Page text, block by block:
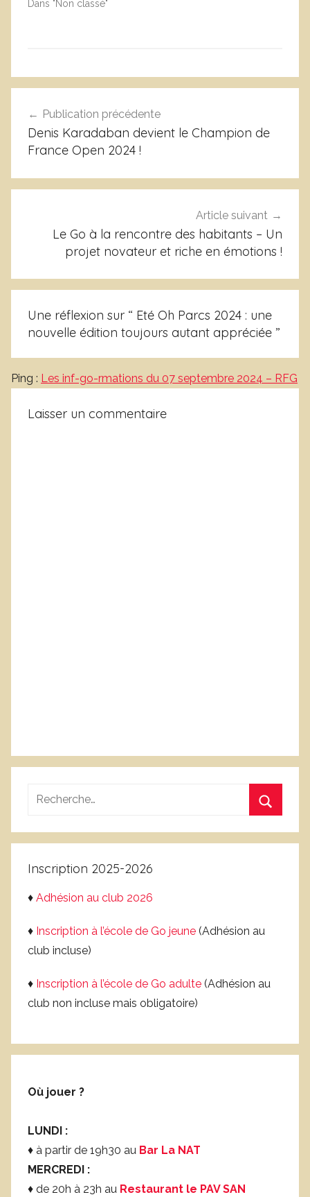
Dans "Non classé"
N
c
a
de
l’article
Publication précédente
Denis Karadaban devient le Champion de
France Open 2024 !
Article suivant
Le Go à la rencontre des habitants – Un
projet novateur et riche en émotions !
Une réflexion sur “ Eté Oh Parcs 2024 : une
nouvelle édition toujours autant appréciée ”
Ping : Les inf-go-rmations du 07 septembre 2024 – RFG
Laisser un commentaire
Recherche
:
Inscription 2025-2026
♦ Adhésion au club 2026
♦ Inscription à l’école de Go jeune (Adhésion au
club incluse)
♦ Inscription à l’école de Go adulte (Adhésion au
club non incluse mais obligatoire)
Où jouer ?
LUNDI :
♦ à partir de 19h30 au Bar La NAT
MERCREDI :
♦ de 20h à 23h au Restaurant le PAV SAN